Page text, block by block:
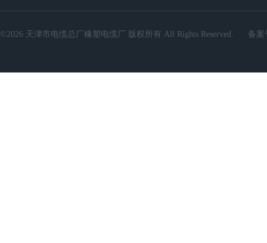
©2026 天津市电缆总厂橡塑电缆厂 版权所有 All Rights Reserved. 备案